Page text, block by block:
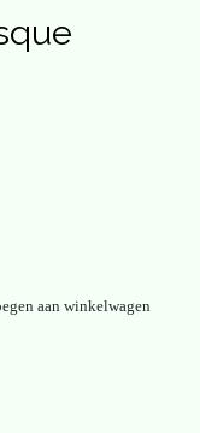
aan winkelwagen